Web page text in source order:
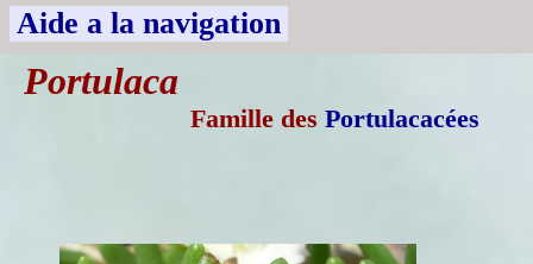
Aide a la navigation
Portulaca
Famille des Portulacacées